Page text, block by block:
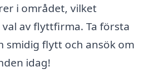
i området, vilket
av flyttfirma. Ta första
smidig flytt och ansök om
idag!